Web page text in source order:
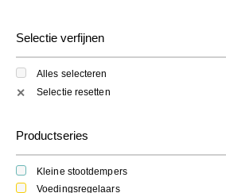
Selectie verfijnen
Alles selecteren
✕ Selectie resetten
Productseries
Kleine stootdempers
Voedingsregelaars